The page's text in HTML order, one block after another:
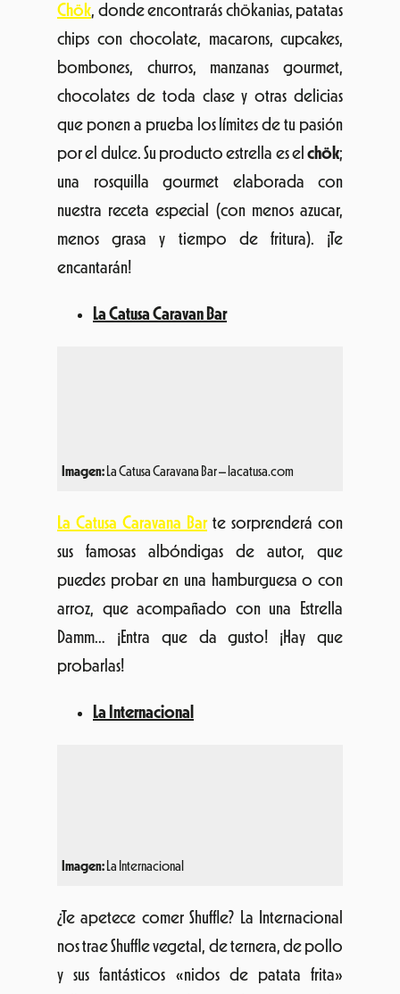
Chök, donde encontrarás chökanias, patatas
chips con chocolate, macarons, cupcakes,
bombones, churros, manzanas gourmet,
chocolates de toda clase y otras delicias
que ponen a prueba los límites de tu pasión
por el dulce. Su producto estrella es el chök;
una rosquilla gourmet elaborada con
nuestra receta especial (con menos azucar,
menos grasa y tiempo de fritura). ¡Te
encantarán!
La Catusa Caravan Bar
Imagen: La Catusa Caravana Bar – lacatusa.com
La Catusa Caravana Barte sorprenderá con
sus famosas albóndigas de autor, que
puedes probar en una hamburguesa o con
arroz, que acompañado con una Estrella
Damm… ¡Entra que da gusto! ¡Hay que
probarlas!
La Internacional
Imagen: La Internacional
¿Te apetece comer Shuffle? La Internacional
nos trae Shuffle vegetal, de ternera, de pollo
y sus fantásticos «nidos de patata frita»